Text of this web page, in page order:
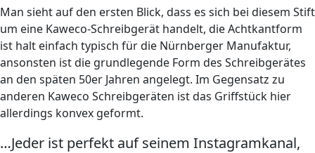
Man sieht auf den ersten Blick, dass es sich bei diesem Stift
um eine Kaweco-Schreibgerät handelt, die Achtkantform
ist halt einfach typisch für die Nürnberger Manufaktur,
ansonsten ist die grundlegende Form des Schreibgerätes
an den späten 50er Jahren angelegt. Im Gegensatz zu
anderen Kaweco Schreibgeräten ist das Griffstück hier
allerdings konvex geformt.
…Jeder ist perfekt auf seinem Instagramkanal,